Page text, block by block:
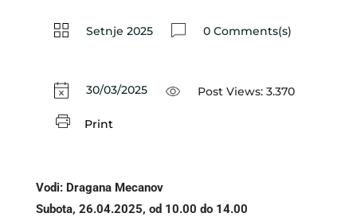
Setnje 2025 0 Comments(s)
30/03/2025 Post Views: 3.370
Print
Vodi: Dragana Mecanov
Subota, 26.04.2025, od 10.00 do 14.00